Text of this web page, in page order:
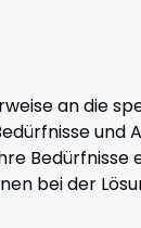
an die
und
Bedürfnisse
bei der